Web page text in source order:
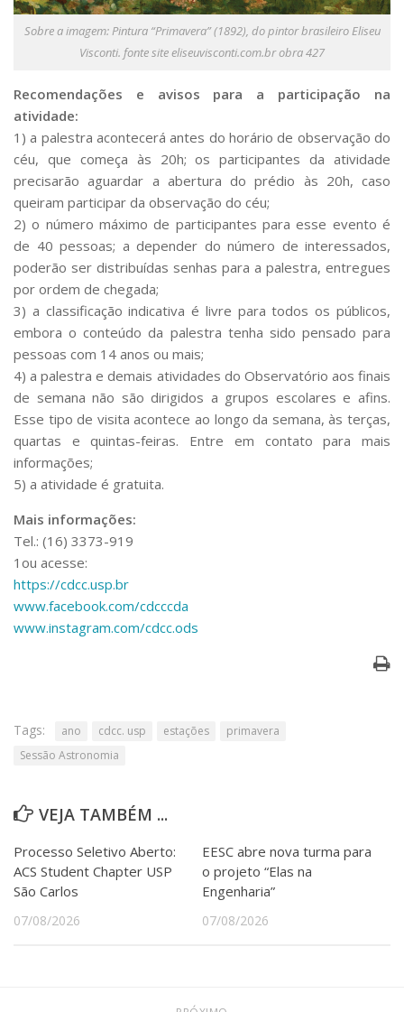
Sobre a imagem: Pintura “Primavera” (1892), do pintor brasileiro Eliseu
Visconti. fonte site eliseuvisconti.com.br obra 427
Recomendações e avisos para a participação na
atividade:
1) a palestra acontecerá antes do horário de observação do
céu, que começa às 20h; os participantes da atividade
precisarão aguardar a abertura do prédio às 20h, caso
queiram participar da observação do céu;
2) o número máximo de participantes para esse evento é
de 40 pessoas; a depender do número de interessados,
poderão ser distribuídas senhas para a palestra, entregues
por ordem de chegada;
3) a classificação indicativa é livre para todos os públicos,
embora o conteúdo da palestra tenha sido pensado para
pessoas com 14 anos ou mais;
4) a palestra e demais atividades do Observatório aos finais
de semana não são dirigidos a grupos escolares e afins.
Esse tipo de visita acontece ao longo da semana, às terças,
quartas e quintas-feiras. Entre em contato para mais
informações;
5) a atividade é gratuita.
Mais informações:
Tel.: (16) 3373-919
1ou acesse:
https://cdcc.usp.br
www.facebook.com/cdcccda
www.instagram.com/cdcc.ods
Tags: ano cdcc. usp estações
primavera
Sessão Astronomia
VEJA TAMBÉM ...
Processo Seletivo Aberto:
ACS Student Chapter USP
São Carlos
07/08/2026
EESC abre nova turma para
o projeto “Elas na
Engenharia”
07/08/2026